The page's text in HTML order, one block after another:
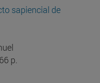
sapiencial de
p.